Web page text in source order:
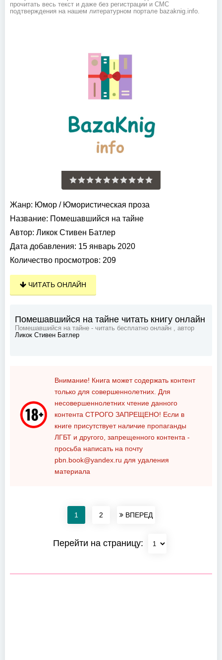
прочитать весь текст и даже без регистрации и СМС
подтверждения на нашем литературном портале bazaknig.info.
Жанр: Юмор / Юмористическая проза
Название: Помешавшийся на тайне
Автор: Ликок Стивен Батлер
Дата добавления: 15 январь 2020
Количество просмотров: 209
ЧИТАТЬ ОНЛАЙН
Помешавшийся на тайне читать книгу онлайн
Помешавшийся на тайне - читать бесплатно онлайн , автор
Ликок Стивен Батлер
Внимание! Книга может содержать контент
только для совершеннолетних. Для
несовершеннолетних чтение данного
контента СТРОГО ЗАПРЕЩЕНО! Если в
книге присутствует наличие пропаганды
ЛГБТ и другого, запрещенного контента -
просьба написать на почту
pbn.book@yandex.ru для удаления
материала
1 2 ВПЕРЕД
Перейти на страницу: